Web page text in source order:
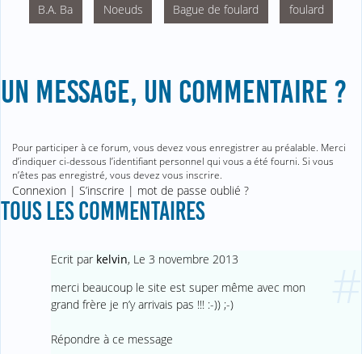
B.A. Ba Noeuds Bague de foulard foulard
UN MESSAGE, UN COMMENTAIRE ?
Pour participer à ce forum, vous devez vous enregistrer au préalable. Merci
d’indiquer ci-dessous l’identifiant personnel qui vous a été fourni. Si vous
n’êtes pas enregistré, vous devez vous inscrire.
Connexion |S’inscrire | mot de passe oublié ?
TOUS LES COMMENTAIRES
Ecrit par kelvin, Le 3 novembre 2013
merci beaucoup le site est super même avec mon
grand frère je n’y arrivais pas !!! :-)) ;-)
Répondre à ce message